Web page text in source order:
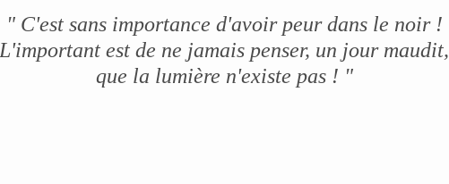
" C'est sans importance d'avoir peur dans le noir !
L'important est de ne jamais penser, un jour maudit,
que la lumière n'existe pas ! "